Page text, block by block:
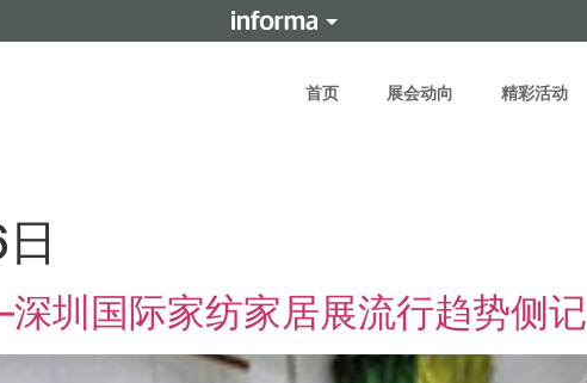
首页 展会动向 精彩活动
圳国际家纺家居展流行趋势侧记